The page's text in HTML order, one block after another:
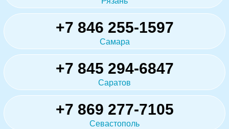
+7 846 255-1597
Самара
+7 845 294-6847
Саратов
+7 869 277-7105
Севастополь